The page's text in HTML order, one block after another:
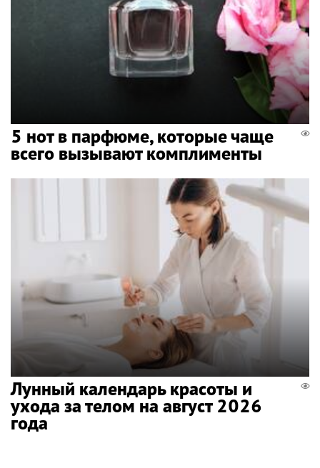
5 нот в парфюме, которые чаще
всего вызывают комплименты
Лунный календарь красоты и
ухода за телом на август 2026
года